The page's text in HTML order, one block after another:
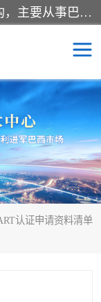
*是一家的测试、评估、检查与认机构，主要从事巴西NR10认证、NR12认证、NR13认证；ANATEL认证、INMTRO认证，欧盟CE认证：MD认证，PED认证，MID认证，ATEX认证，德国蓝色天使认证。
认证申请资料清单
证
证